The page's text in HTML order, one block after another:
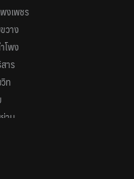
งเพชร
วาง
โพง
าร
ท
าน